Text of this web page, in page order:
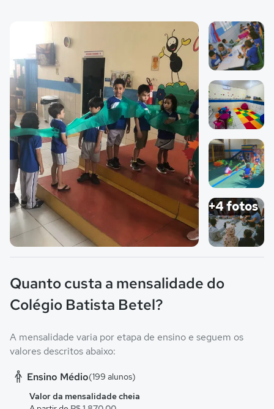
Galeria de imagem
Imagem 1
Imagem 2
Imagem 3
+4 fotos
Quanto custa a mensalidade do
Colégio Batista Betel?
A mensalidade varia por etapa de ensino e seguem os
valores descritos abaixo:
Ensino Médio(199 alunos)
Valor da mensalidade cheia